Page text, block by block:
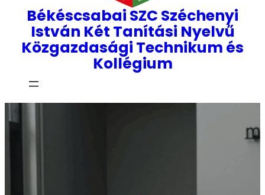
Békéscsabai SZC Széchenyi
István Két Tanítási Nyelvű
Közgazdasági Technikum és
Kollégium